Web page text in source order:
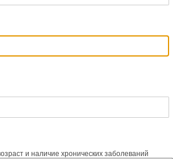
и наличие хронических заболеваний